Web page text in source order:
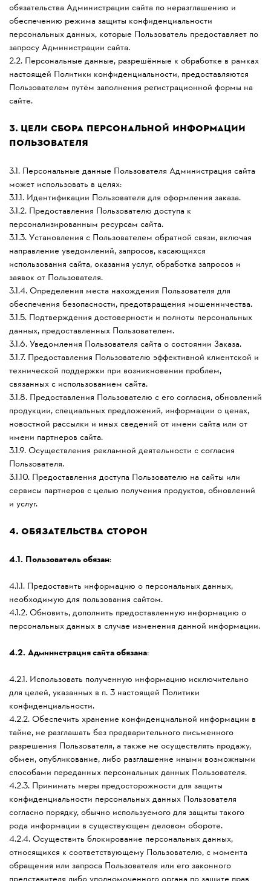
обязательства Администрации сайта по неразглашению и
обеспечению режима защиты конфиденциальности
персональных данных, которые Пользователь предоставляет по
запросу Администрации сайта.
2.2. Персональные данные, разрешённые к обработке в рамках
настоящей Политики конфиденциальности, предоставляются
Пользователем путём заполнения регистрационной формы на
сайте.
3. ЦЕЛИ СБОРА ПЕРСОНАЛЬНОЙ ИНФОРМАЦИИ
ПОЛЬЗОВАТЕЛЯ
3.1. Персональные данные Пользователя Администрация сайта
может использовать в целях:
3.1.1. Идентификации Пользователя для оформления заказа.
3.1.2. Предоставления Пользователю доступа к
персонализированным ресурсам сайта.
3.1.3. Установления с Пользователем обратной связи, включая
направление уведомлений, запросов, касающихся
использования сайта, оказания услуг, обработка запросов и
заявок от Пользователя.
3.1.4. Определения места нахождения Пользователя для
обеспечения безопасности, предотвращения мошенничества.
3.1.5. Подтверждения достоверности и полноты персональных
данных, предоставленных Пользователем.
3.1.6. Уведомления Пользователя сайта о состоянии Заказа.
3.1.7. Предоставления Пользователю эффективной клиентской и
технической поддержки при возникновении проблем,
связанных с использованием сайта.
3.1.8. Предоставления Пользователю с его согласия, обновлений
продукции, специальных предложений, информации о ценах,
новостной рассылки и иных сведений от имени сайта или от
имени партнеров сайта.
3.1.9. Осуществления рекламной деятельности с согласия
Пользователя.
3.1.10. Предоставления доступа Пользователю на сайты или
сервисы партнеров с целью получения продуктов, обновлений
и услуг.
4. ОБЯЗАТЕЛЬСТВА СТОРОН
4.1. Пользователь обязан:
4.1.1. Предоставить информацию о персональных данных,
необходимую для пользования сайтом.
4.1.2. Обновить, дополнить предоставленную информацию о
персональных данных в случае изменения данной информации.
4.2. Администрация сайта обязана:
4.2.1. Использовать полученную информацию исключительно
для целей, указанных в п. 3 настоящей Политики
конфиденциальности.
4.2.2. Обеспечить хранение конфиденциальной информации в
тайне, не разглашать без предварительного письменного
разрешения Пользователя, а также не осуществлять продажу,
обмен, опубликование, либо разглашение иными возможными
способами переданных персональных данных Пользователя.
4.2.3. Принимать меры предосторожности для защиты
конфиденциальности персональных данных Пользователя
согласно порядку, обычно используемого для защиты такого
рода информации в существующем деловом обороте.
4.2.4. Осуществить блокирование персональных данных,
относящихся к соответствующему Пользователю, с момента
обращения или запроса Пользователя или его законного